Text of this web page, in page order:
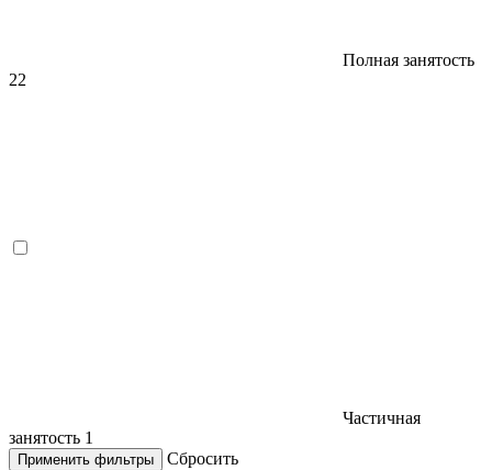
Полная занятость
22
Частичная
занятость 1
Применить фильтры
Сбросить